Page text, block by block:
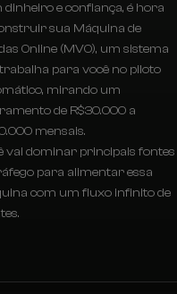
dinheiro e confiança, é hora
sua Máquina de
Online (MVO), um sistema
para você no piloto
mirando um
de R$30.000 a
mensais.
vai dominar principais fontes
para alimentar essa
com um fluxo infinito de